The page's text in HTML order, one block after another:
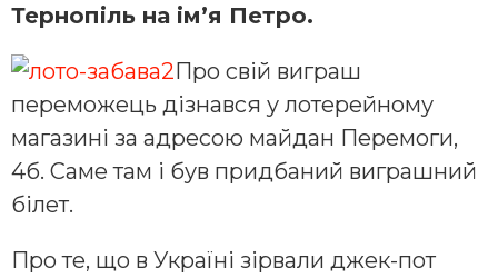
Тернопіль на ім’я Петро.
Про свій виграш
переможець дізнався у лотерейному
магазині за адресою майдан Перемоги,
4б. Саме там і був придбаний виграшний
білет.
Про те, що в Україні зірвали джек-пот